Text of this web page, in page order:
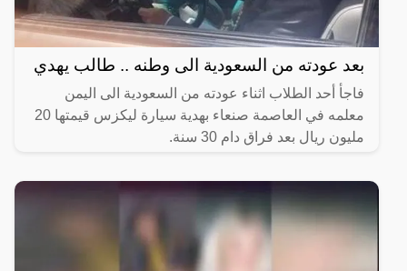
بعد عودته من السعودية الى وطنه .. طالب يهدي
فاجأ أحد الطلاب اثناء عودته من السعودية الى اليمن
معلمه في العاصمة صنعاء بهدية سيارة ليكزس قيمتها 20
مليون ريال بعد فراق دام 30 سنة.